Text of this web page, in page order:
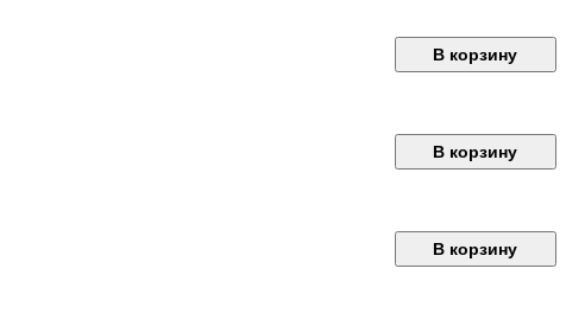
В корзину
В корзину
В корзину